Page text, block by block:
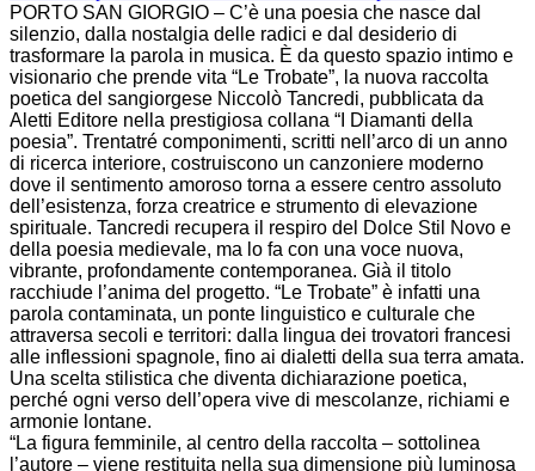
PORTO SAN GIORGIO – C’è una poesia che nasce dal
silenzio, dalla nostalgia delle radici e dal desiderio di
trasformare la parola in musica. È da questo spazio intimo e
visionario che prende vita “Le Trobate”, la nuova raccolta
poetica del sangiorgese Niccolò Tancredi, pubblicata da
Aletti Editore nella prestigiosa collana “I Diamanti della
poesia”. Trentatré componimenti, scritti nell’arco di un anno
di ricerca interiore, costruiscono un canzoniere moderno
dove il sentimento amoroso torna a essere centro assoluto
dell’esistenza, forza creatrice e strumento di elevazione
spirituale. Tancredi recupera il respiro del Dolce Stil Novo e
della poesia medievale, ma lo fa con una voce nuova,
vibrante, profondamente contemporanea. Già il titolo
racchiude l’anima del progetto. “Le Trobate” è infatti una
parola contaminata, un ponte linguistico e culturale che
attraversa secoli e territori: dalla lingua dei trovatori francesi
alle inflessioni spagnole, fino ai dialetti della sua terra amata.
Una scelta stilistica che diventa dichiarazione poetica,
perché ogni verso dell’opera vive di mescolanze, richiami e
armonie lontane.
“La figura femminile, al centro della raccolta – sottolinea
l’autore – viene restituita nella sua dimensione più luminosa